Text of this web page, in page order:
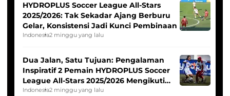
HYDROPLUS Soccer League All-Stars
2025/2026: Tak Sekadar Ajang Berburu
Gelar, Konsistensi Jadi Kunci Pembinaan
Indonesia2 minggu yang lalu
Dua Jalan, Satu Tujuan: Pengalaman
Inspiratif 2 Pemain HYDROPLUS Soccer
League All-Stars 2025/2026 Mengikuti
Seleksi Timnas Indonesia Putri
Indonesia2 minggu yang lalu